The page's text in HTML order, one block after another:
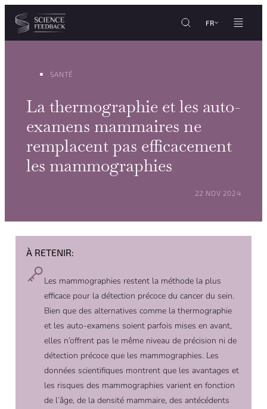
Personnaliser les paramètres de vos cookies
Aller au contenu
FR
SANTÉ
La thermographie et les auto-
examens mammaires ne
remplacent pas efficacement
les mammographies
POSTÉ LE :
22 NOV 2024
À RETENIR:
Les mammographies restent la méthode la plus
efficace pour la détection précoce du cancer du sein.
Bien que des alternatives comme la thermographie
et les auto-examens soient parfois mises en avant,
elles n’offrent pas le même niveau de précision ni de
détection précoce que les mammographies. Les
données scientifiques montrent que les avantages et
les risques des mammographies varient en fonction
de l’âge, de la densité mammaire, des antécédents